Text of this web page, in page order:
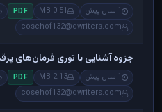
1 سال پیش 0.51 MB
PDF
cosehof132@dwriters.com
جزوه آشنایی با توری فرمان‌های
1 سال پیش 2.13 MB
PDF
cosehof132@dwriters.com